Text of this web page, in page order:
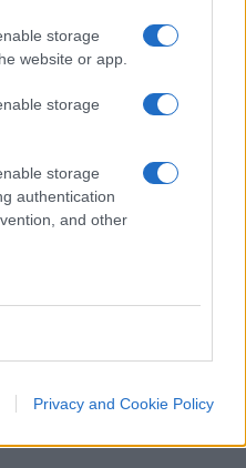
storage
website or app.
storage
storage
authentication
and other
Privacy and Cookie Policy
di cessione
infatti il punto sui
le detrazioni
2022